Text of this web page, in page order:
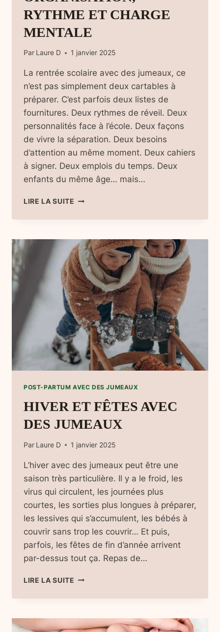
RYTHME ET CHARGE
MENTALE
Par Laure D 1 janvier 2025
La rentrée scolaire avec des jumeaux, ce
n’est pas simplement deux cartables à
préparer. C’est parfois deux listes de
fournitures. Deux rythmes de réveil. Deux
personnalités face à l’école. Deux façons
de vivre la séparation. Deux besoins
d’attention au même moment. Deux cahiers
à signer. Deux emplois du temps. Deux
enfants du même âge… mais…
LIRE LA SUITE RENTRÉE
AVEC
JUMEAUX
:
ORGANISATION,
RYTHME
ET
CHARGE
MENTALE
POST-PARTUM AVEC DES JUMEAUX
HIVER ET FÊTES AVEC
DES JUMEAUX
Par Laure D 1 janvier 2025
L’hiver avec des jumeaux peut être une
saison très particulière. Il y a le froid, les
virus qui circulent, les journées plus
courtes, les sorties plus longues à préparer,
les lessives qui s’accumulent, les bébés à
couvrir sans trop les couvrir… Et puis,
parfois, les fêtes de fin d’année arrivent
par-dessus tout ça. Repas de…
LIRE LA SUITE HIVER
FÊTES
DES
JUMEAUX